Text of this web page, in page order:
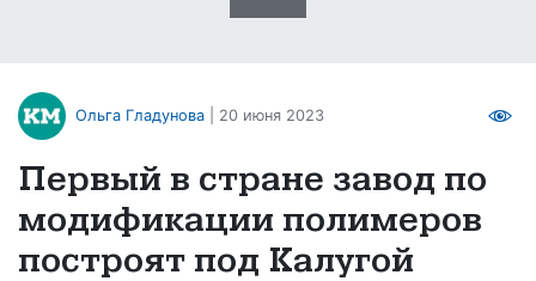
Ольга Гладунова | 20 июня 2023
Первый в стране завод по
модификации полимеров
построят под Калугой